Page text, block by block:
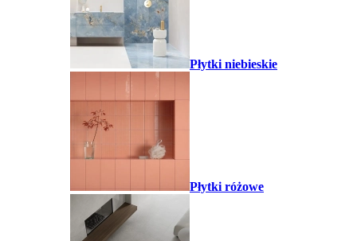
Płytki niebieskie
Płytki różowe